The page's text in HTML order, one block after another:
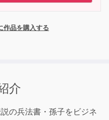
作品を購入する
介
の兵法書・孫子をビジネ